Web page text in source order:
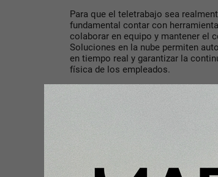
Para que el teletrabajo sea
fundamental contar con
colaborar en equipo y mantener el
Soluciones en la nube permiten
en tiempo real y garantizar la
física de los empleados.